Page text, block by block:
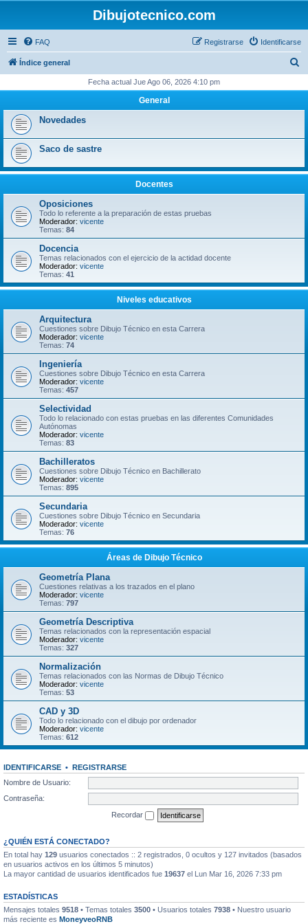
Dibujotecnico.com
FAQ Identificarse
Registrarse
Índice general
c
Fecha actual Jue Ago 06, 2026 4:10 pm
General
Novedades
Saco de sastre
Docentes
Oposiciones
Todo lo referente a la preparación de estas pruebas
Moderador: vicente
Temas: 84
Docencia
Temas relacionados con el ejercicio de la actidad docente
Moderador: vicente
Temas: 41
Niveles educativos
Arquitectura
Cuestiones sobre Dibujo Técnico en esta Carrera
Moderador: vicente
Temas: 74
Ingeniería
Cuestiones sobre Dibujo Técnico en esta Carrera
Moderador: vicente
Temas: 457
Selectividad
Todo lo relacionado con estas pruebas en las diferentes Comunidades
Autónomas
Moderador: vicente
Temas: 83
Bachilleratos
Cuestiones sobre Dibujo Técnico en Bachillerato
Moderador: vicente
Temas: 895
Secundaria
Cuestiones sobre Dibujo Técnico en Secundaria
Moderador: vicente
Temas: 76
Áreas de Dibujo Técnico
Geometría Plana
Cuestiones relativas a los trazados en el plano
Moderador: vicente
Temas: 797
Geometría Descriptiva
Temas relacionados con la representación espacial
Moderador: vicente
Temas: 327
Normalización
Temas relacionados con las Normas de Dibujo Técnico
Moderador: vicente
Temas: 53
CAD y 3D
Todo lo relacionado con el dibujo por ordenador
Moderador: vicente
Temas: 612
IDENTIFICARSE • REGISTRARSE
Nombre de Usuario:
Contraseña:
Recordar
¿QUIÉN ESTÁ CONECTADO?
En total hay 129 usuarios conectados :: 2 registrados, 0 ocultos y 127 invitados (basados
en usuarios activos en los últimos 5 minutos)
La mayor cantidad de usuarios identificados fue 19637 el Lun Mar 16, 2026 7:33 pm
ESTADÍSTICAS
Mensajes totales 9518 • Temas totales 3500 • Usuarios totales 7938 • Nuestro usuario
más reciente es MoneyveoRNB